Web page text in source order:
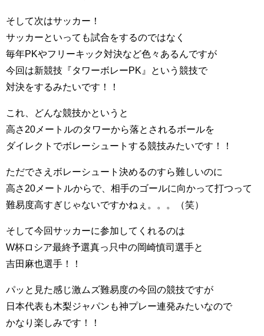
そして次はサッカー！
サッカーといっても試合をするのではなく
毎年PKやフリーキック対決など色々あるんですが
今回は新競技『タワーボレーPK』という競技で
対決をするみたいです！！
これ、どんな競技かというと
高さ20メートルのタワーから落とされるボールを
ダイレクトでボレーシュートする競技みたいです！！
ただでさえボレーシュート決めるのすら難しいのに
高さ20メートルからで、相手のゴールに向かって打つって
難易度高すぎじゃないですかねぇ。。。（笑）
そして今回サッカーに参加してくれるのは
W杯ロシア最終予選真っ只中の岡崎慎司選手と
吉田麻也選手！！
パッと見た感じ激ムズ難易度の今回の競技ですが
日本代表も木梨ジャパンも神プレー連発みたいなので
かなり楽しみです！！